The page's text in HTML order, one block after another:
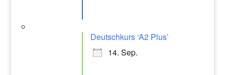
Deutschkurs ‘A2 Plus’
14. Sep.